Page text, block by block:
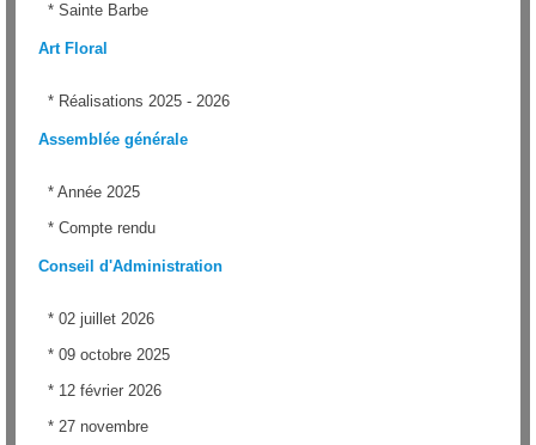
* Sainte Barbe
Art Floral
* Réalisations 2025 - 2026
Assemblée générale
* Année 2025
* Compte rendu
Conseil d'Administration
* 02 juillet 2026
* 09 octobre 2025
* 12 février 2026
* 27 novembre